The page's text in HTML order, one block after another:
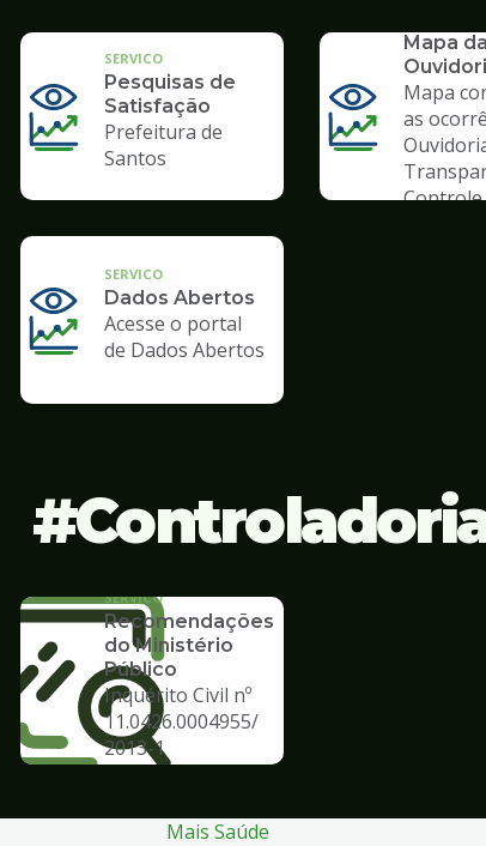
SERVICO
Pesquisas de
Satisfação
Prefeitura de
Santos
Mapa
Mapa
as
Controle
SERVICO
Dados Abertos
Acesse o portal
de Dados Abertos
SERVICO
Recomendações
do Ministério
Público
Inquérito Civil nº
11.0426.0004955/
2013-1
Mais Saúde